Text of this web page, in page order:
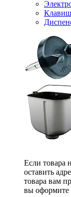
Если товара
оставить
товара вам
вы оформите